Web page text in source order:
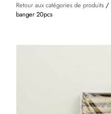
Retour aux catégories de produits /
banger 20pcs